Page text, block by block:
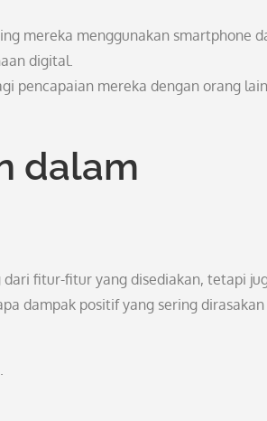
mereka menggunakan smartphone
digital.
pencapaian mereka dengan orang
dalam
fitur-fitur yang disediakan, tetapi
dampak positif yang sering